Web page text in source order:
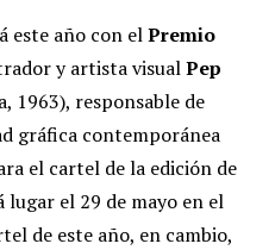
este año con elPremio
y artista visualPep
1963), responsable de
gráfica contemporánea
el cartel de la edición de
lugar el 29 de mayo en el
de este año, en cambio,